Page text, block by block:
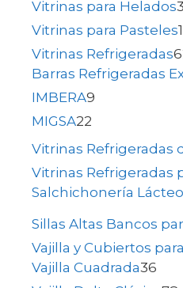
Vitrinas para Helados3
Vitrinas para Pasteles
Vitrinas Refrigeradas
Barras Refrigeradas
IMBERA9
MIGSA22
Vitrinas Refrigeradas
Vitrinas Refrigeradas
Salchichonería
Sillas Altas Bancos
Vajilla y Cubiertos
Vajilla Cuadrada36